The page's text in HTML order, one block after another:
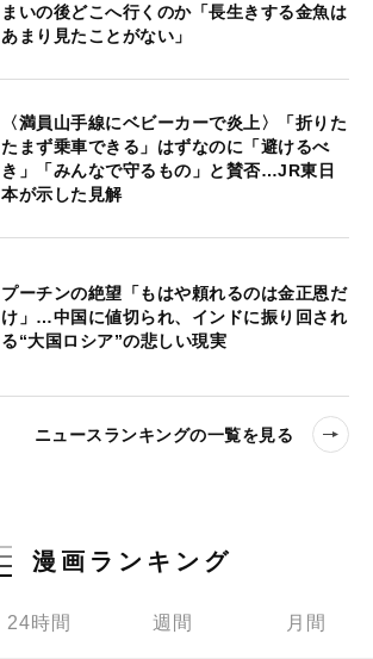
まいの後どこへ行くのか「長生きする金魚は
あまり見たことがない」
〈満員山手線にベビーカーで炎上〉「折りた
たまず乗車できる」はずなのに「避けるべ
き」「みんなで守るもの」と賛否…JR東日
本が示した見解
プーチンの絶望「もはや頼れるのは金正恩だ
け」…中国に値切られ、インドに振り回され
る“大国ロシア”の悲しい現実
ニュースランキングの一覧を見る
漫画ランキング
24時間 週間 月間